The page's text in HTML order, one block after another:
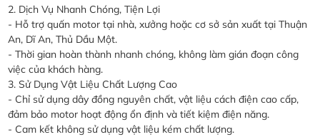
2. Dịch Vụ Nhanh Chóng, Tiện Lợi
- Hỗ trợ quấn motor tại nhà, xưởng hoặc cơ sở sản xuất tại Thuận
An, Dĩ An, Thủ Dầu Một.
- Thời gian hoàn thành nhanh chóng, không làm gián đoạn công
việc của khách hàng.
3. Sử Dụng Vật Liệu Chất Lượng Cao
- Chỉ sử dụng dây đồng nguyên chất, vật liệu cách điện cao cấp,
đảm bảo motor hoạt động ổn định và tiết kiệm điện năng.
- Cam kết không sử dụng vật liệu kém chất lượng.